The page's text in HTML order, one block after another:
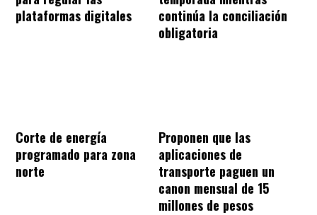
plataformas digitales
continúa la conciliación
obligatoria
Corte de energía
programado para zona
norte
Proponen que las
aplicaciones de
transporte paguen un
canon mensual de 15
millones de pesos